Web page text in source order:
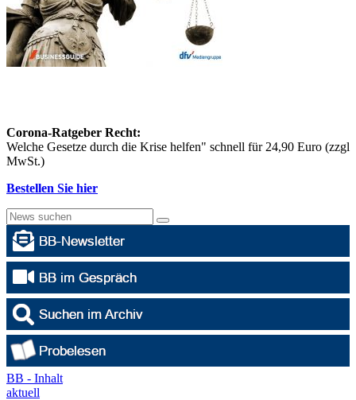
Corona-Ratgeber Recht:
Welche Gesetze durch die Krise helfen" schnell für 24,90 Euro (zzgl
MwSt.)
Bestellen Sie hier
BB - Inhalt
aktuell